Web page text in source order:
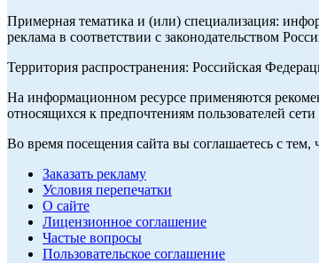
Примерная тематика и (или) специализация:
реклама в соответствии с законодательством
Территория распространения: Российская
На информационном ресурсе применяются
относящихся к предпочтениям пользователей
Во время посещения сайта вы соглашаетесь с
Заказать рекламу
Условия перепечатки
О сайте
Лицензионное соглашение
Частые вопросы
Пользовательское соглашение